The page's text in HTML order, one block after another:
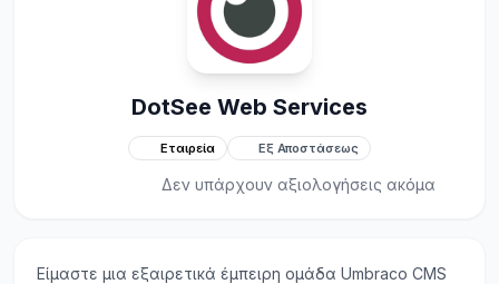
DotSee Web Services
Εταιρεία Εξ Αποστάσεως
Δεν υπάρχουν αξιολογήσεις ακόμα
Είμαστε μια εξαιρετικά έμπειρη ομάδα Umbraco CMS